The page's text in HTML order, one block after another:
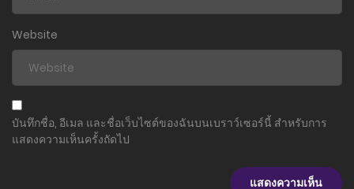
Website
บันทึกชื่อ, อีเมล และชื่อเว็บไซต์ของฉันบนเบราว์เซอร์นี้ สำหรับการ
แสดงความเห็นครั้งถัดไป